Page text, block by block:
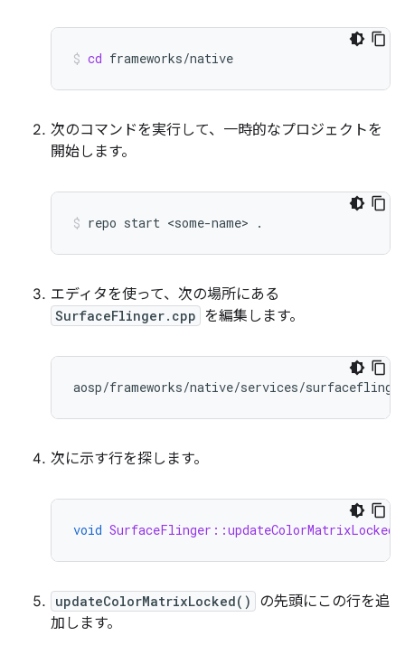
cd frameworks/native
次のコマンドを実行して、一時的なプロジェクトを
開始します。
repo start <some-name> .
エディタを使って、次の場所にある
SurfaceFlinger.cpp を編集します。
次に示す行を探します。
void SurfaceFlinger::updateColorMatrixLocked
updateColorMatrixLocked()
の先頭にこの行を追
加します。